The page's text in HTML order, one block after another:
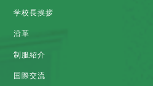
学校長挨拶
沿革
制服紹介
国際交流